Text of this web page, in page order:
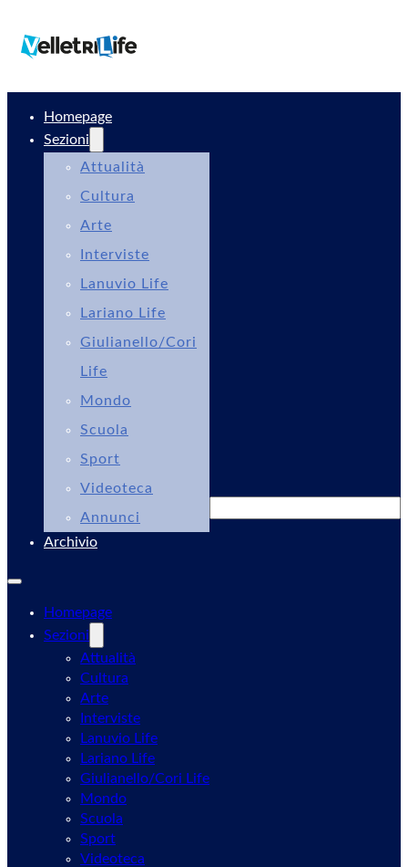
Homepage
Sezioni
Attualità
Cultura
Arte
Interviste
Lanuvio Life
Lariano Life
Giulianello/Cori
Life
Mondo
Scuola
Sport
Videoteca
Annunci
Archivio
Homepage
Sezioni
Attualità
Cultura
Arte
Interviste
Lanuvio Life
Lariano Life
Giulianello/Cori Life
Mondo
Scuola
Sport
Videoteca